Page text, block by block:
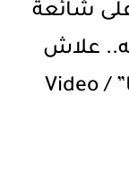
على شائعة
علاش
هكا عندي عايلتي تفجعو عليا” / Video